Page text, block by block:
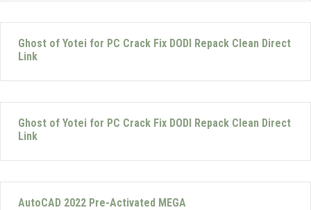
Ghost of Yotei for PC Crack Fix DODI Repack Clean Direct
Link
Ghost of Yotei for PC Crack Fix DODI Repack Clean Direct
Link
AutoCAD 2022 Pre-Activated MEGA